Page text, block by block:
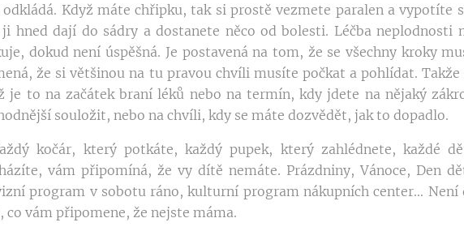
Když máte chřipku, tak si prostě vezmete paralen a vypotíte
hned dají do sádry a dostanete něco od bolesti. Léčba neplodnosti
dokud není úspěšná. Je postavená na tom, že se všechny kroky
že si většinou na tu pravou chvíli musíte počkat a pohlídat.
je to na začátek braní léků nebo na termín, kdy jdete na nějaký
souložit, nebo na chvíli, kdy se máte dozvědět, jak to dopadlo.
kočár, který potkáte, každý pupek, který zahlédnete, každé
vám připomíná, že vy dítě nemáte. Prázdniny, Vánoce, Den
program v sobotu ráno, kulturní program nákupních center… Není
co vám připomene, že nejste máma.